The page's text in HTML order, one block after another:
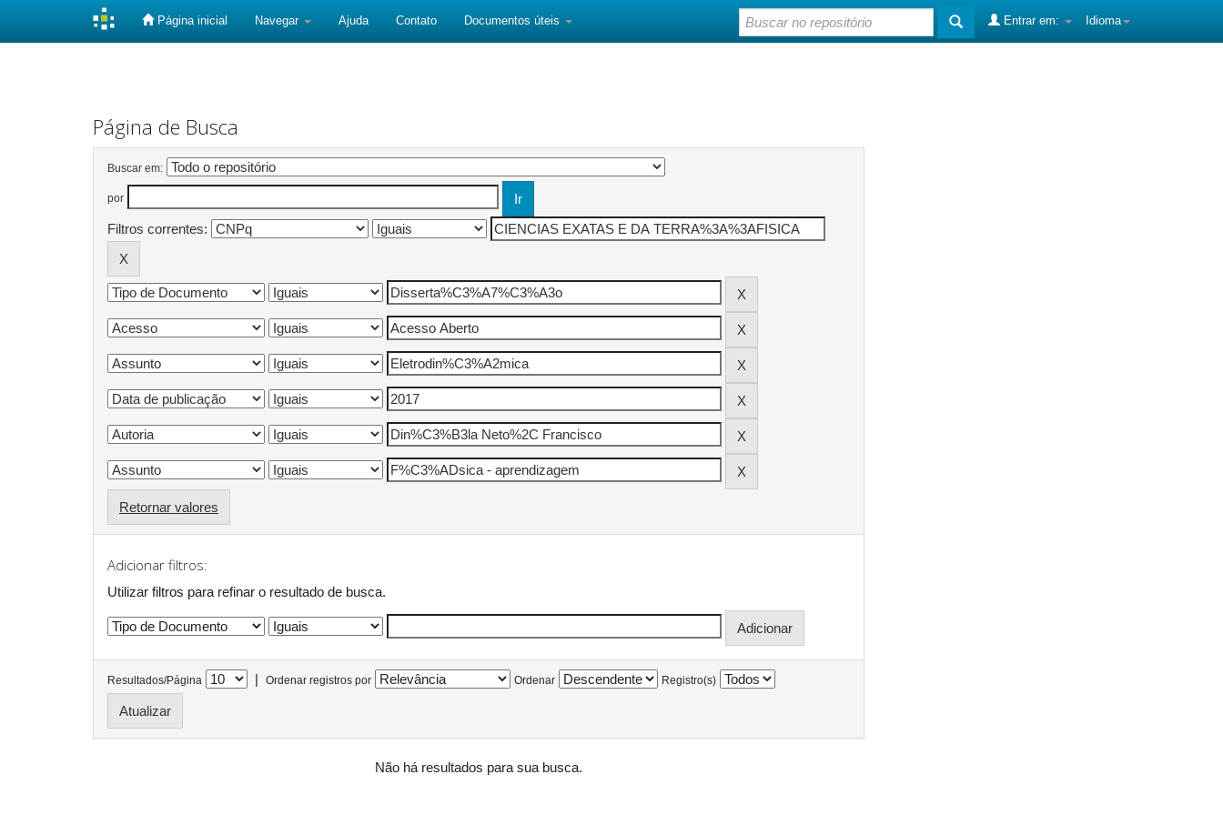
Página inicial Navegar Ajuda Contato Documentos úteis Idioma
Entrar em:
Página de Busca
Buscar em:
por
Filtros correntes:
Retornar valores
Adicionar filtros:
Utilizar filtros para refinar o resultado de busca.
Resultados/Página | Ordenar registros por Ordenar Registro(s)
Não há resultados para sua busca.